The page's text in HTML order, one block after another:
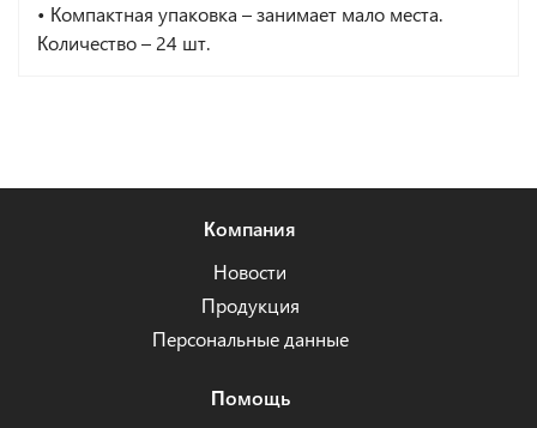
• Компактная упаковка – занимает мало места.
Количество – 24 шт.
Компания
Новости
Продукция
Персональные данные
Помощь